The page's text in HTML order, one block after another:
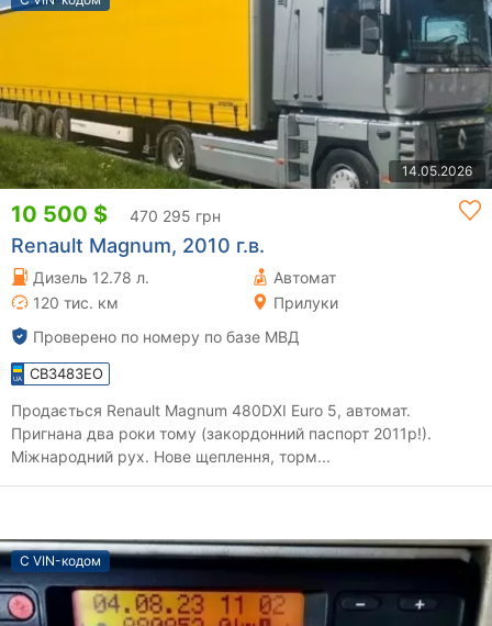
14.05.2026
10 500 $ 470 295 грн
Renault Magnum, 2010 г.в.
Дизель 12.78 л.
Автомат
120 тис. км
Прилуки
Проверено по номеру по базе МВД
CB3483EO
Продається Renault Magnum 480DXI Euro 5, автомат.
Пригнана два роки тому (закордонний паспорт 2011р!).
Міжнародний рух. Нове щеплення, торм...
С VIN-кодом